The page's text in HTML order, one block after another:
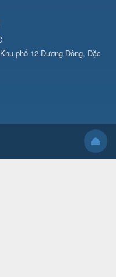
phố 12 Dương Đông, Đặc